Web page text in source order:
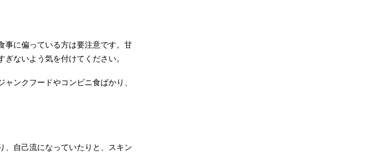
事に偏っている方は要注意です。甘
ないよう気を付けてください。
ャンクフードやコンビニ食ばかり、
、自己流になっていたりと、スキン